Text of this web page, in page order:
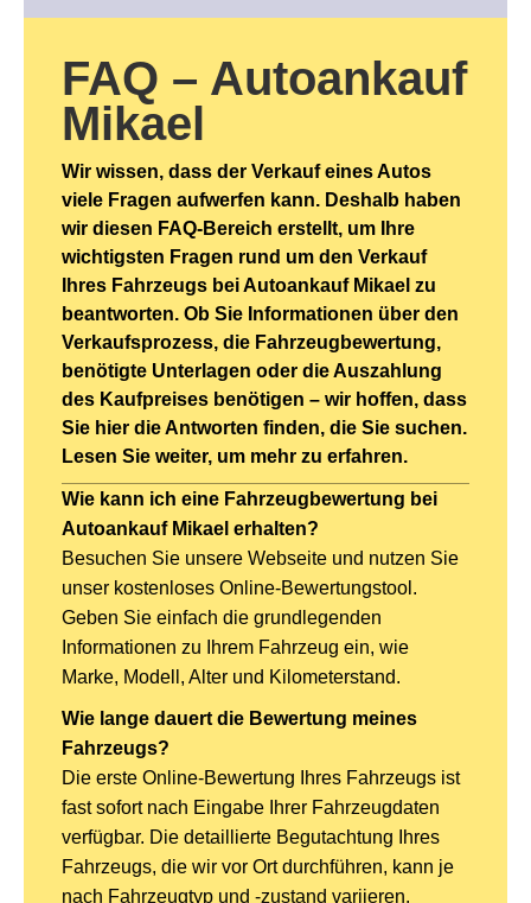
FAQ – Autoankauf
Mikael
Wir wissen, dass der Verkauf eines Autos
viele Fragen aufwerfen kann. Deshalb haben
wir diesen FAQ-Bereich erstellt, um Ihre
wichtigsten Fragen rund um den Verkauf
Ihres Fahrzeugs bei Autoankauf Mikael zu
beantworten. Ob Sie Informationen über den
Verkaufsprozess, die Fahrzeugbewertung,
benötigte Unterlagen oder die Auszahlung
des Kaufpreises benötigen – wir hoffen, dass
Sie hier die Antworten finden, die Sie suchen.
Lesen Sie weiter, um mehr zu erfahren.
Wie kann ich eine Fahrzeugbewertung bei
Autoankauf Mikael erhalten?
Besuchen Sie unsere Webseite und nutzen Sie
unser kostenloses Online-Bewertungstool.
Geben Sie einfach die grundlegenden
Informationen zu Ihrem Fahrzeug ein, wie
Marke, Modell, Alter und Kilometerstand.
Wie lange dauert die Bewertung meines
Fahrzeugs?
Die erste Online-Bewertung Ihres Fahrzeugs ist
fast sofort nach Eingabe Ihrer Fahrzeugdaten
verfügbar. Die detaillierte Begutachtung Ihres
Fahrzeugs, die wir vor Ort durchführen, kann je
nach Fahrzeugtyp und -zustand variieren.